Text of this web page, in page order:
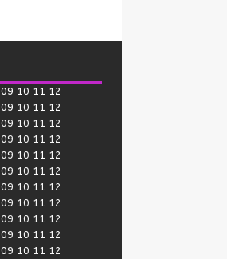
09 10 11 12
09 10 11 12
09 10 11 12
09 10 11 12
09 10 11 12
09 10 11 12
09 10 11 12
09 10 11 12
09 10 11 12
09 10 11 12
09 10 11 12